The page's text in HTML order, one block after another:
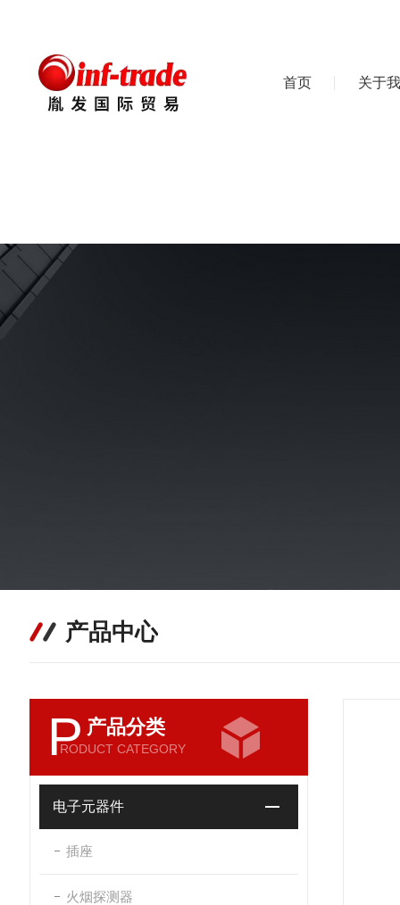
首页 关于
产品中心
P 产品分类
RODUCT CATEGORY
电子元器件
插座
火烟探测器